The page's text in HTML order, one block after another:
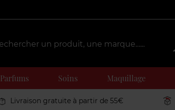
Parfums Soins Maquillage
Livraison gratuite à partir de 55€